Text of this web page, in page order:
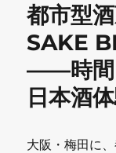
都市型
SAKE
——時間
日本酒
大阪・梅田に